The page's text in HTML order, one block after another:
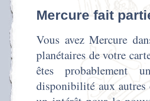
Mercure fait
Vous avez Mercure
planétaires de votre
êtes probablement
disponibilité aux autres